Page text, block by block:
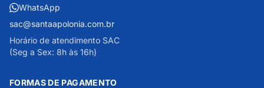
WhatsApp
sac@santaapolonia.com.br
Horário de atendimento SAC
(Seg a Sex: 8h às 16h)
FORMAS DE PAGAMENTO